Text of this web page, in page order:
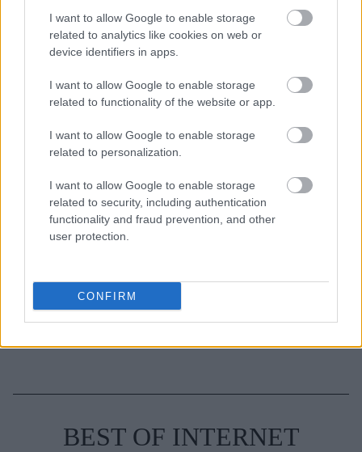
I want to allow Google to enable storage
related to analytics like cookies on web or
device identifiers in apps.
I want to allow Google to enable storage
related to functionality of the website or app.
I want to allow Google to enable storage
related to personalization.
I want to allow Google to enable storage
related to security, including authentication
functionality and fraud prevention, and other
user protection.
CONFIRM
Ζώδια σήμερα (9/8): Ανοίγουν δρόμοι για το
μέλλον - Τι προβλέπεται για κάθε ζώδιο
Η συνήθεια που «σκουριάζει» σιωπηλά το μυαλό
σου - Συμβαίνει στους περισσότερους και δεν το
ΨΥΧΟΛΟΓΙΑ ΕΥΤΥΧΙΑ ΣΥΜΠΕΡΙΦΟΡΕΣ
BEST OF INTERNET